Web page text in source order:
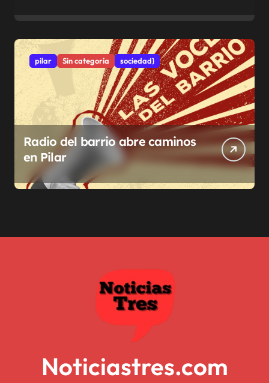
pilar Sin categoría sociedad}
Radio del barrio abre caminos
en Pilar
Noticiastres.com